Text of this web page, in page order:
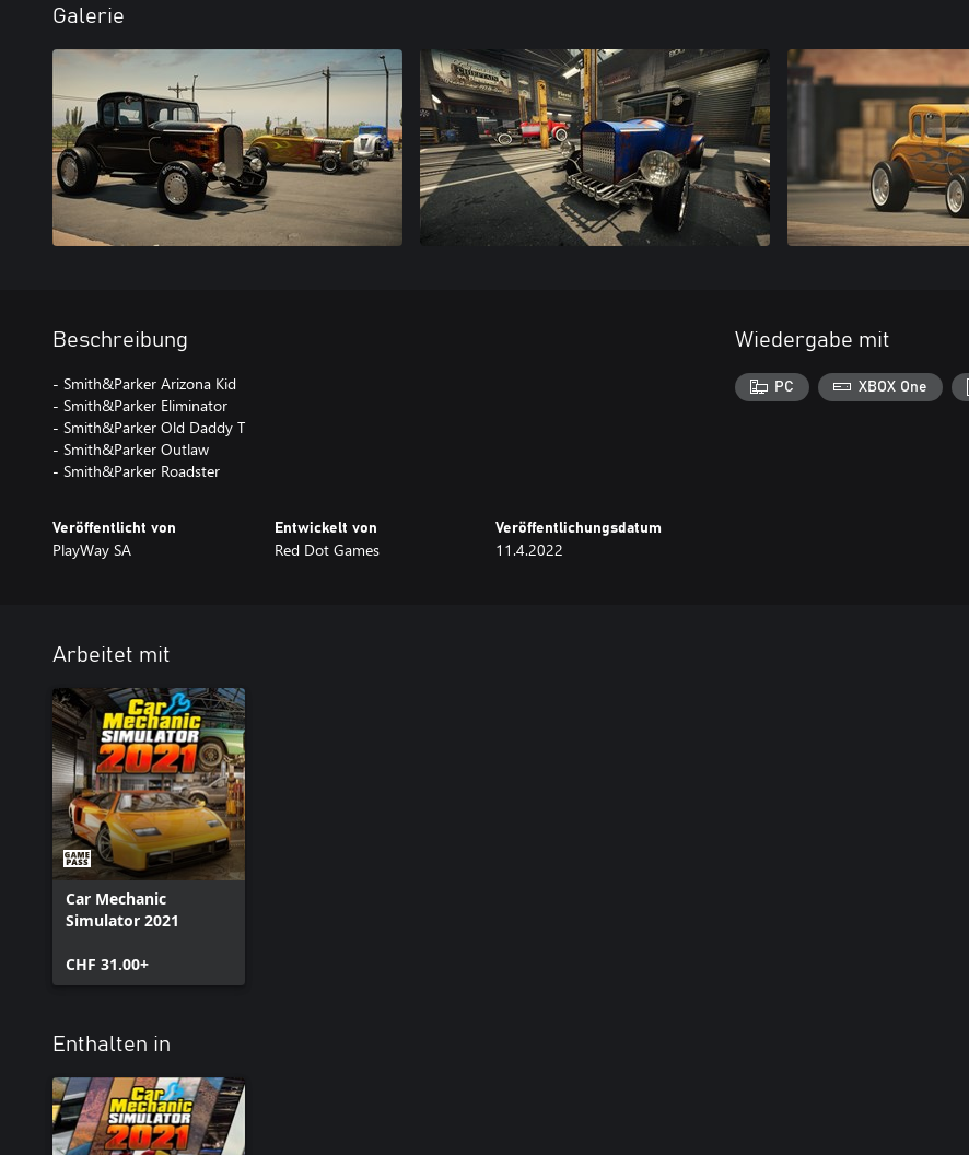
Galerie
Beschreibung
- Smith&Parker Arizona Kid
- Smith&Parker Eliminator
- Smith&Parker Old Daddy T
- Smith&Parker Outlaw
- Smith&Parker Roadster
Veröffentlicht von
PlayWay SA
Entwickelt von
Red Dot Games
Veröffentlichungsdatum
11.4.2022
Wiedergabe mit
PC XBOX One
Arbeitet mit
Car Mechanic
Simulator 2021
CHF 31.00+
Enthalten in